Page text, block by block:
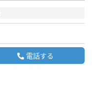
電話する